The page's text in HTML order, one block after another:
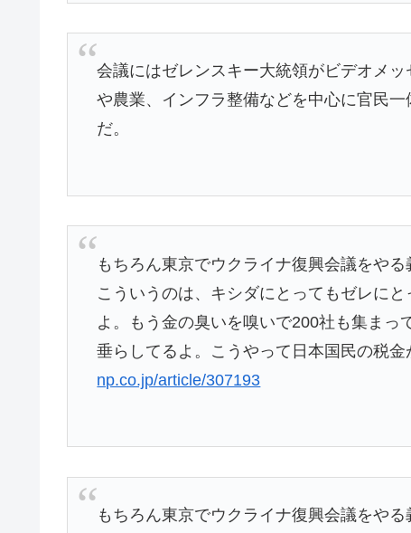
会議にはゼレンスキー大統領がビデオメ
や農業、インフラ整備などを中心に官民
だ。
もちろん東京でウクライナ復興会議をや
こういうのは、キシダにとってもゼレに
よ。もう金の臭いを嗅いで200社も集まっ
垂らしてるよ。こうやって日本国民の税
np.co.jp/article/307193
もちろん東京でウクライナ復興会議をや